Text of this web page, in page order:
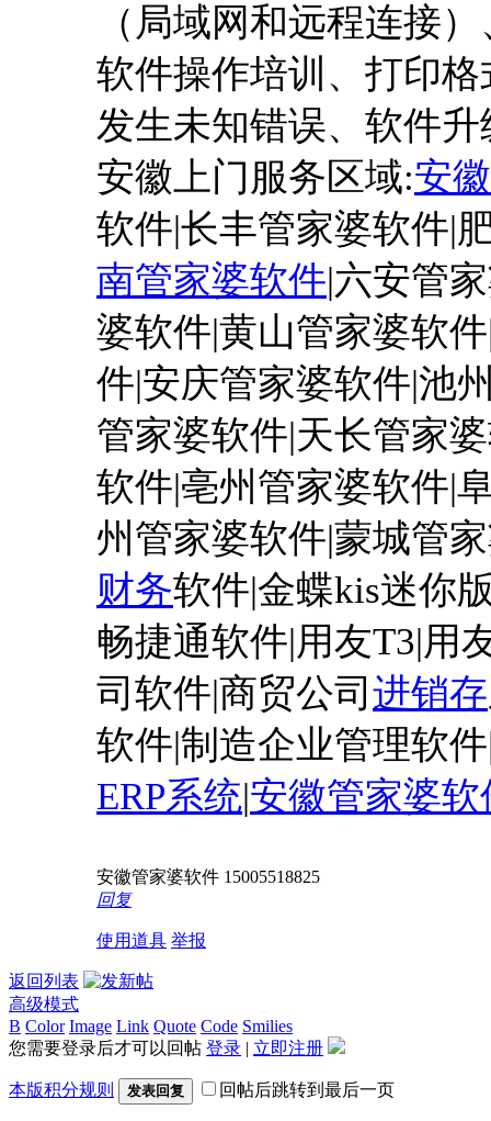
（局域网和远程连接
软件操作培训、打印
发生未知错误、软件
安徽上门服务区域:安
软件|长丰管家婆软件|
南管家婆软件|六安管
婆软件|黄山管家婆软
件|安庆管家婆软件|池
管家婆软件|天长管家
软件|亳州管家婆软件|
州管家婆软件|蒙城管
财务软件|金蝶kis迷你
畅捷通软件|用友T3|用
司软件|商贸公司 进销存
软件|制造企业管理软
ERP系统|安徽管家婆
安徽管家婆软件 15005518825
回复
使用道具 举报
返回列表
高级模式
B Color Image Link Quote Code Smilies
您需要登录后才可以回帖 登录 | 立即注册
本版积分规则 发表回复 回帖后跳转到最后一页